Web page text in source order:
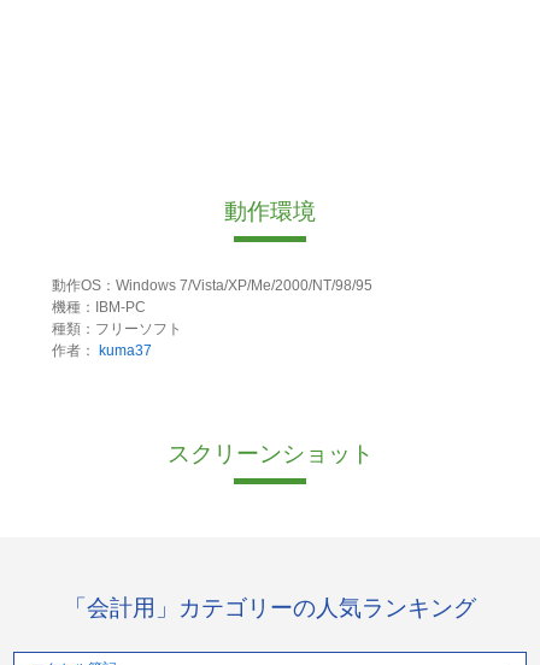
動作環境
動作OS：Windows 7/Vista/XP/Me/2000/NT/98/95
機種：IBM-PC
種類：フリーソフト
作者：
kuma37
スクリーンショット
「会計用」カテゴリーの人気ランキング